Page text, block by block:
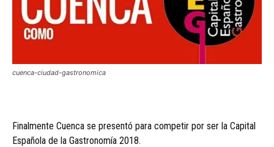
cuenca-ciudad-gastronomica
Finalmente Cuenca se presentó para competir por ser la Capital
Española de la Gastronomía 2018.